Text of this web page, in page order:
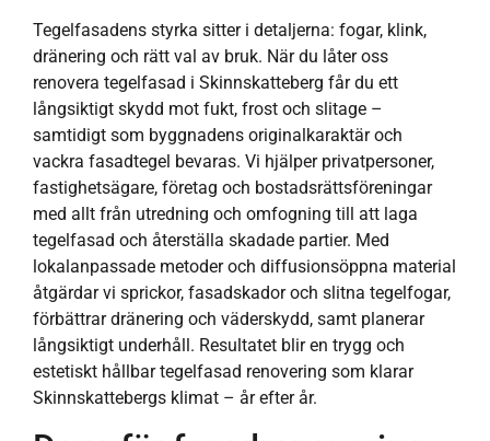
Tegelfasadens styrka sitter i detaljerna: fogar, klink,
dränering och rätt val av bruk. När du låter oss
renovera tegelfasad i Skinnskatteberg får du ett
långsiktigt skydd mot fukt, frost och slitage –
samtidigt som byggnadens originalkaraktär och
vackra fasadtegel bevaras. Vi hjälper privatpersoner,
fastighetsägare, företag och bostadsrättsföreningar
med allt från utredning och omfogning till att laga
tegelfasad och återställa skadade partier. Med
lokalanpassade metoder och diffusionsöppna material
åtgärdar vi sprickor, fasadskador och slitna tegelfogar,
förbättrar dränering och väderskydd, samt planerar
långsiktigt underhåll. Resultatet blir en trygg och
estetiskt hållbar tegelfasad renovering som klarar
Skinnskattebergs klimat – år efter år.